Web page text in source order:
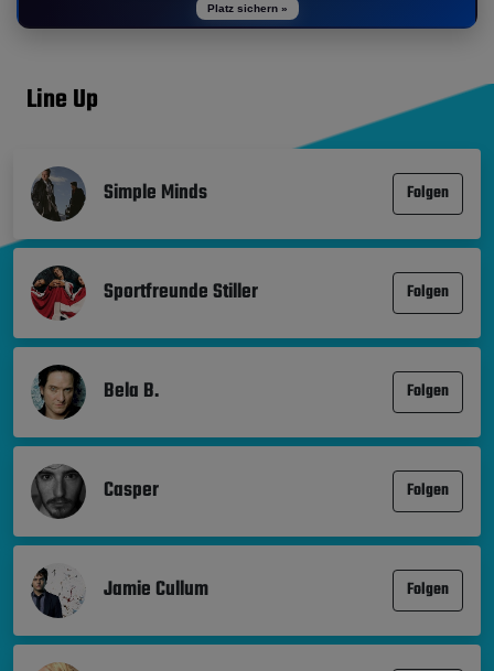
Platz sichern »
Line Up
Simple Minds Folgen
Sportfreunde Stiller Folgen
Bela B. Folgen
Casper Folgen
Jamie Cullum Folgen